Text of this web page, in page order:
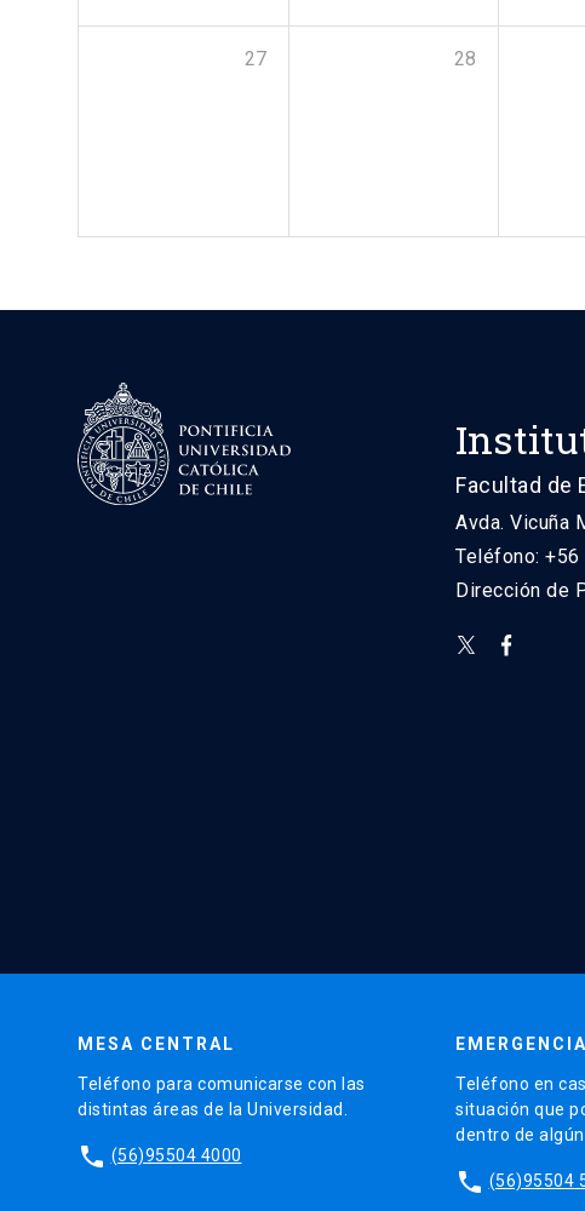
27 28
Facultad de
Avda. Vicuña
Teléfono:
Dirección de
MESA CENTRAL
Teléfono para comunicarse con las
distintas áreas de la Universidad.
phone (56)95504 4000
Teléfono en
situación que
dentro de algún
phone (56)95504